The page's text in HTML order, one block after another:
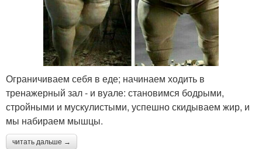
Ограничиваем себя в еде; начинаем ходить в
тренажерный зал - и вуале: становимся бодрыми,
стройными и мускулистыми, успешно скидываем жир, и
мы набираем мышцы.
читать дальше →